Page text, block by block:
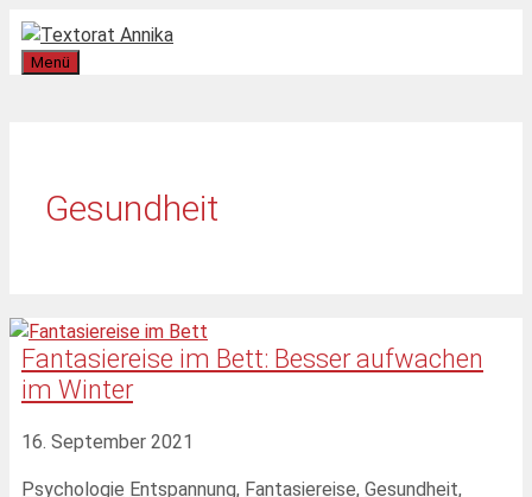
Zum
Inhalt
springen
Menü
Gesundheit
Fantasiereise im Bett: Besser aufwachen
im Winter
16. September 2021
Kategorien
Psychologie Schlagwörter
Entspannung, Fantasiereise, Gesundheit,